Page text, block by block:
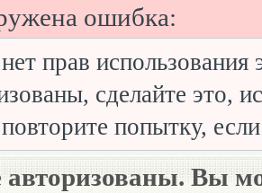
ошибка:
прав
сделайте это,
попытку,
Вы